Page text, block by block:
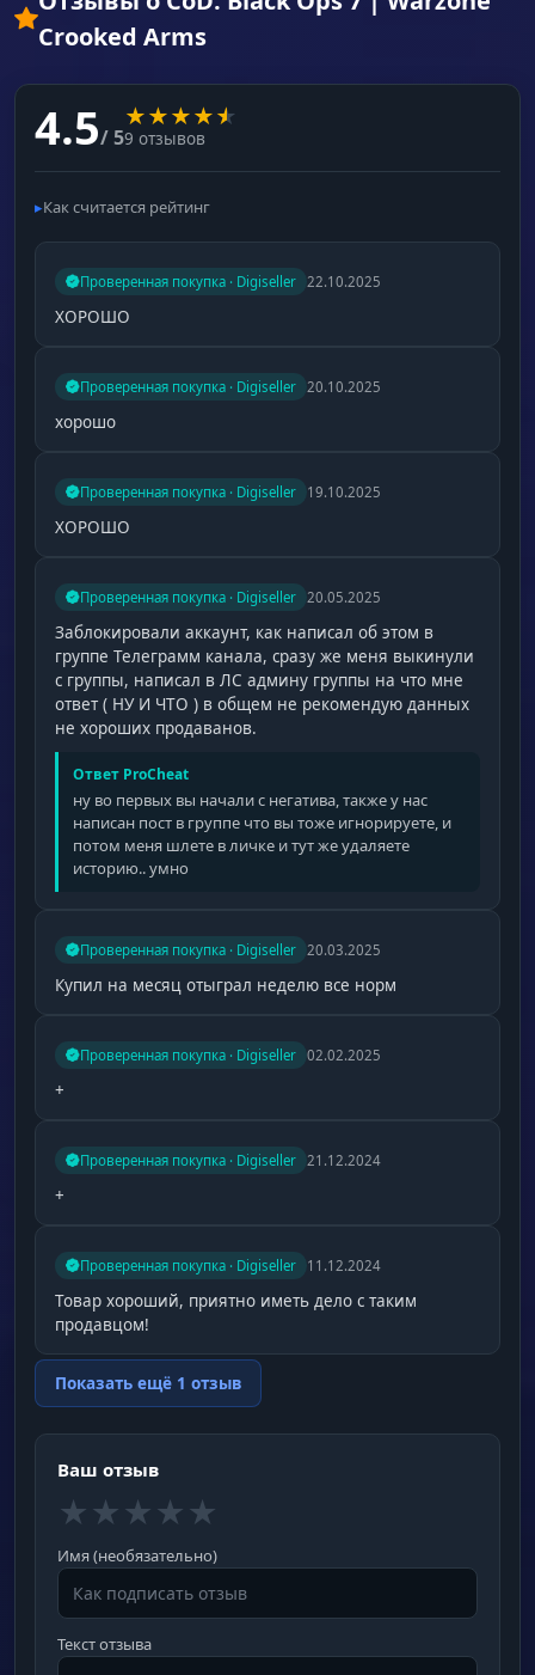
Crooked Arms
4.5/ 5
★★★★★
9 отзывов
Как считается рейтинг
Проверенная покупка · Digiseller 22.10.2025
ХОРОШО
Проверенная покупка · Digiseller 20.10.2025
хорошо
Проверенная покупка · Digiseller 19.10.2025
ХОРОШО
Проверенная покупка · Digiseller 20.05.2025
Заблокировали аккаунт, как написал об этом в
группе Телеграмм канала, сразу же меня выкинули
с группы, написал в ЛС админу группы на что мне
ответ ( НУ И ЧТО ) в общем не рекомендую данных
не хороших продаванов.
Ответ ProCheat
ну во первых вы начали с негатива, также у нас
написан пост в группе что вы тоже игнорируете, и
потом меня шлете в личке и тут же удаляете
историю.. умно
Проверенная покупка · Digiseller 20.03.2025
Купил на месяц отыграл неделю все норм
Проверенная покупка · Digiseller 02.02.2025
+
Проверенная покупка · Digiseller 21.12.2024
+
Проверенная покупка · Digiseller 11.12.2024
Товар хороший, приятно иметь дело с таким
продавцом!
Показать ещё 1 отзыв
Ваш отзыв
★★★★★
Имя (необязательно)
Текст отзыва